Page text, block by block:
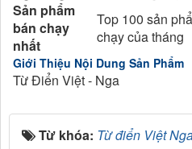
Sản phẩm
bán chạy
nhất
Top 100 sản
chạy của tháng
Giới Thiệu Nội Dung Sản Phẩm
Từ Điển Việt - Nga
Từ khóa: Từ điển Việt